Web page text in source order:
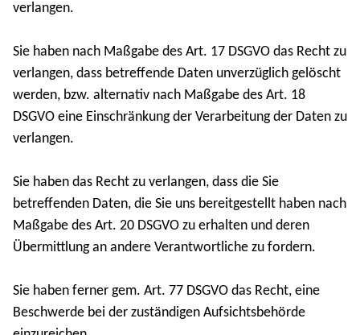
verlangen.
Sie haben nach Maßgabe des Art. 17 DSGVO das Recht zu
verlangen, dass betreffende Daten unverzüglich gelöscht
werden, bzw. alternativ nach Maßgabe des Art. 18
DSGVO eine Einschränkung der Verarbeitung der Daten zu
verlangen.
Sie haben das Recht zu verlangen, dass die Sie
betreffenden Daten, die Sie uns bereitgestellt haben nach
Maßgabe des Art. 20 DSGVO zu erhalten und deren
Übermittlung an andere Verantwortliche zu fordern.
Sie haben ferner gem. Art. 77 DSGVO das Recht, eine
Beschwerde bei der zuständigen Aufsichtsbehörde